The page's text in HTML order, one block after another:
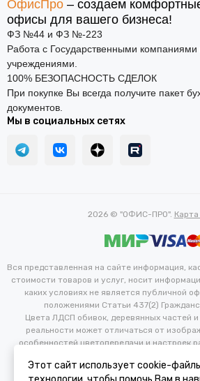
ОфисПро – создаем
офисы для вашего бизнеса!
ФЗ №44 и ФЗ №-223
Работа с Государственными
учреждениями.
100% БЕЗОПАСНОСТЬ СДЕЛОК
При покупке Вы всегда получите пакет
документов.
Мы в социальных сетях
2026 © "ОФИС-ПРО".
Вся представленная на сайте информация,
стоимости товаров и услуг, носит
каких условиях не является публичной
положениями Статьи 437(2)
Цвета ЛДСП обивок, деревянных частей
реальности может отличаться от
особенностей цветопередачи и настроек
изменения в технические и иные
Этот сайт использует cookie-